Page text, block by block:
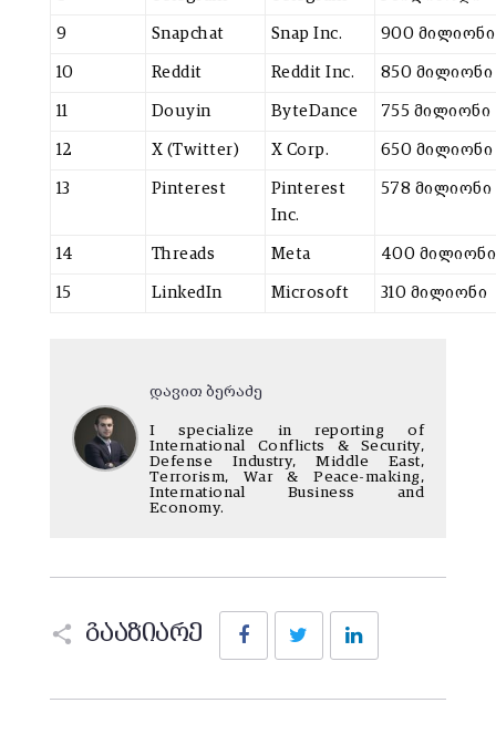
9 Snapchat Snap Inc. 900 მილიონი
10 Reddit Reddit Inc. 850 მილიონი
11 Douyin ByteDance 755 მილიონი
12 X (Twitter) X Corp. 650 მილიონი
13 Pinterest
Pinterest
Inc.
578 მილიონი
14 Threads Meta 400 მილიონი
15 LinkedIn Microsoft 310 მილიონი
დავით ბერაძე
I specialize in reporting of
International Conflicts & Security,
Defense Industry, Middle East,
Terrorism, War & Peace-making,
International Business and
Economy.
გააზიარე
FacebookTwitter